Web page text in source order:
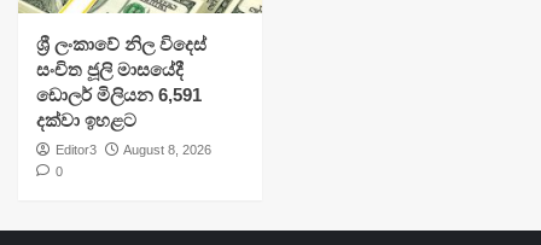
ශ්‍රී ලංකාවේ නිල විදෙස්
සංචිත ජූලි මාසයේදී
ඩොලර් මිලියන 6,591
දක්වා ඉහළට
Editor3
August 8, 2026
0